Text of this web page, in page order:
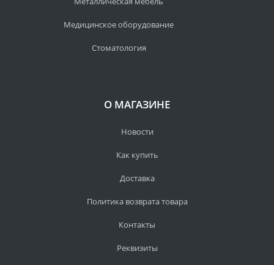
Медицинское оборудование
Стоматология
О МАГАЗИНЕ
Новости
Как купить
Доставка
Политика возврата товара
Контакты
Реквизиты